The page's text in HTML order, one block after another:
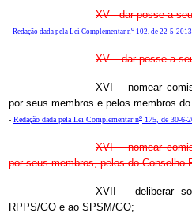
XV - dar posse a
- Redação dada pela Lei Complementar no 102, de 22-5-2013
XV – dar posse a
XVI – nomear
por seus membros e pelos membros
- Redação dada pela Lei Complementar no 175, de 30-6-
XVI – nomear
por seus membros, pelos do Conselho
XVII – deliberar
RPPS/GO e ao SPSM/GO;